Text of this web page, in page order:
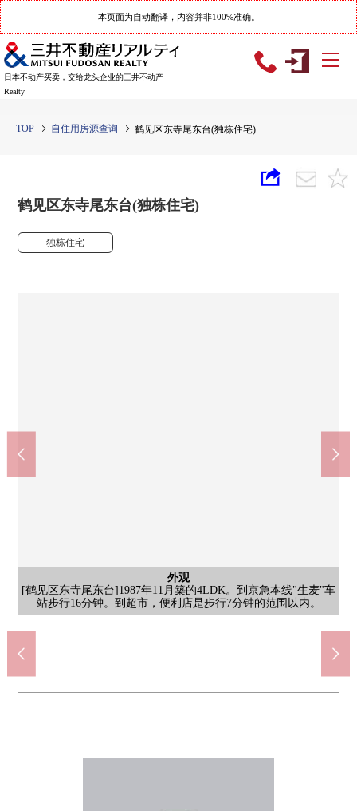
本页面为自动翻译，内容并非100%准确。
日本不动产买卖，交给龙头企业的三井不动产
Realty
TOP 自住用房源查询 鹤见区东寺尾东台(独栋住宅)
鹤见区东寺尾东台(独栋住宅)
独栋住宅
外观
[鹤见区东寺尾东台]1987年11月築的4LDK。到京急本线"生麦"车
站步行16分钟。到超市，便利店是步行7分钟的范围以内。
区划图
外观
[当地外观]在给与安慰的用地里面的种植也有眼罩的效果，阻碍来
自外面的视线。
院子
[院子]发挥院子的生活方式能享受夏季的孩子的水上游戏或者与重
要的宠物的生活。
院子
[院子]在院子，培养蔬菜或者花。因为从LDK的窗看得见风景所以
被绿治疗的生活实现。
收纳
[当地外观照片]是被在欢迎家族以及来客者的绿包围的门口路径。
外观
[当地外观照片]在自然溢出来的街景，舒展地可以度过。是被感到
季节的景观。
门口
[当地外观照片]也使周边环境相协调，介绍吧。请一定在当地确认
实际的居住环境。
院子
[院子]能享用种植的绿。可以度过因为也作为来自外部的眼罩起作
用一边确保隐私所以，一边种植放松。
门口
[门口]安稳的颜色味道的门迎接家族。有鞋柜，并且做宣判处以感
觉清醒的空间，能要。
风景
[来自阳台的风景]因为遮挡眼前的视界的大的建筑物没正邻接所以
能享受宽松的风景。
风景
[阳台]面向南面的阳台被采用。开放窗的话舒服的风吹过住戸内。
阳台
[阳台]南向。为2个房间跨越的面积有富裕一次晒床上用品。
外观
[当地外观照片]是阳光把从朝南的窗插进去的亮的住空間。在家族
各位舒适地可以度过。
外观
[当地外观照片]从道路位于深处的地方的石头造的门柱和大门。豪
华的Symbol树印象深刻的安定是某一个样子。
其他当地
[含有前面道路的当地照片]过道的有先出现的趣味的大门。是被在
绿送的安稳，被用某一个样子感到季节的变化的入口。
其他当地
[含有前面道路的当地照片]通过被四季各有特色的绿围住的平缓的
过道进的话有大门。是兼备寂静和隐私的成熟稳重的空间。
其他当地
[含有前面道路的当地照片]从楼梯从道路下来，在绿之间通过的以
前是大门。为从道路位于深处的地方是不在意周围的视线，能渡
过的位置。
Lawson THREE F东寺尾6丁目商店(约380m)
步行5分钟。24小时营业。ATM以及多复印机被设置。在买，有了
忘记的时候，是能随便去的距离。
TSURUHA药品横滨东寺尾店(约590m)
步行8分钟。营业时间是从9:00到21:00。配药营业时间从10:00到
19:00(10:00～14在星期六看00/日祝休)。
横滨东寺尾1邮局(约710m)
步行9分钟。具有邮件、储蓄、保险窗口，ATM。可以各种缴付星
期五/公用事业费的支付。
横滨市立东的台阶小学(约180m)
步行3分钟。在孩子容易上学6年的距离有。能在HP确认学校
dayoriya年仪式。
横滨市立寺尾中的学校(约2300m)
步行29分钟。